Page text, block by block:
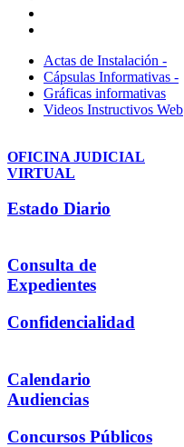
Actas de Instalación -
Cápsulas Informativas -
Gráficas informativas
Videos Instructivos Web
OFICINA JUDICIAL
VIRTUAL
Estado Diario
Consulta de
Expedientes
Confidencialidad
Calendario
Audiencias
Concursos Públicos